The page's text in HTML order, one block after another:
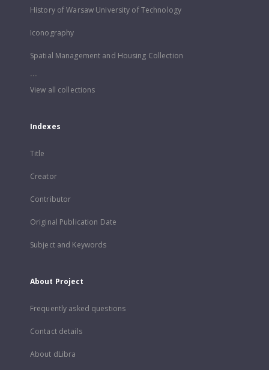
History of Warsaw University of Technology
Iconography
Spatial Management and Housing Collection
...
View all collections
Indexes
Title
Creator
Contributor
Original Publication Date
Subject and Keywords
About Project
Frequently asked questions
Contact details
About dLibra